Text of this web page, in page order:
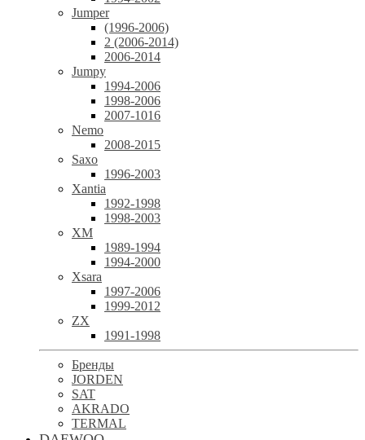
Jumper
(1996-2006)
2 (2006-2014)
2006-2014
Jumpy
1994-2006
1998-2006
2007-1016
Nemo
2008-2015
Saxo
1996-2003
Xantia
1992-1998
1998-2003
XM
1989-1994
1994-2000
Xsara
1997-2006
1999-2012
ZX
1991-1998
Бренды
JORDEN
SAT
AKRADO
TERMAL